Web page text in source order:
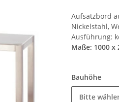
Aufsatzbord
Nickelstahl,
Ausführung:
Maße: 1000 x
Bauhöhe
Bitte